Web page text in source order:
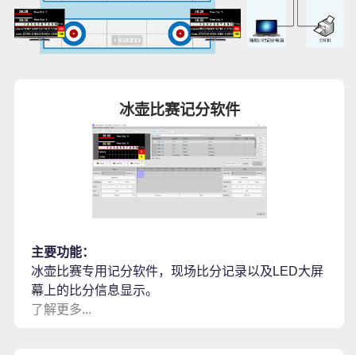
冰壶比赛记分软件
主要功能：
冰壶比赛专用记分软件，现场比分记录以及LED大屏
幕上的比分信息显示。
了解更多...